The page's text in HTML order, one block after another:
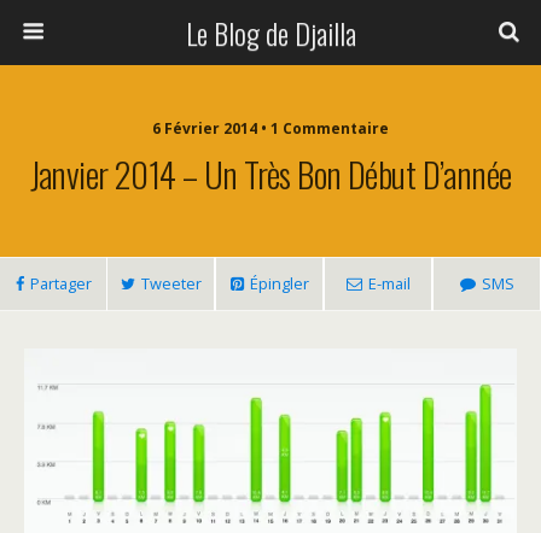
Le Blog de Djailla
6 Février 2014 • 1 Commentaire
Janvier 2014 – Un Très Bon Début D’année
Partager Tweeter Épingler E-mail SMS